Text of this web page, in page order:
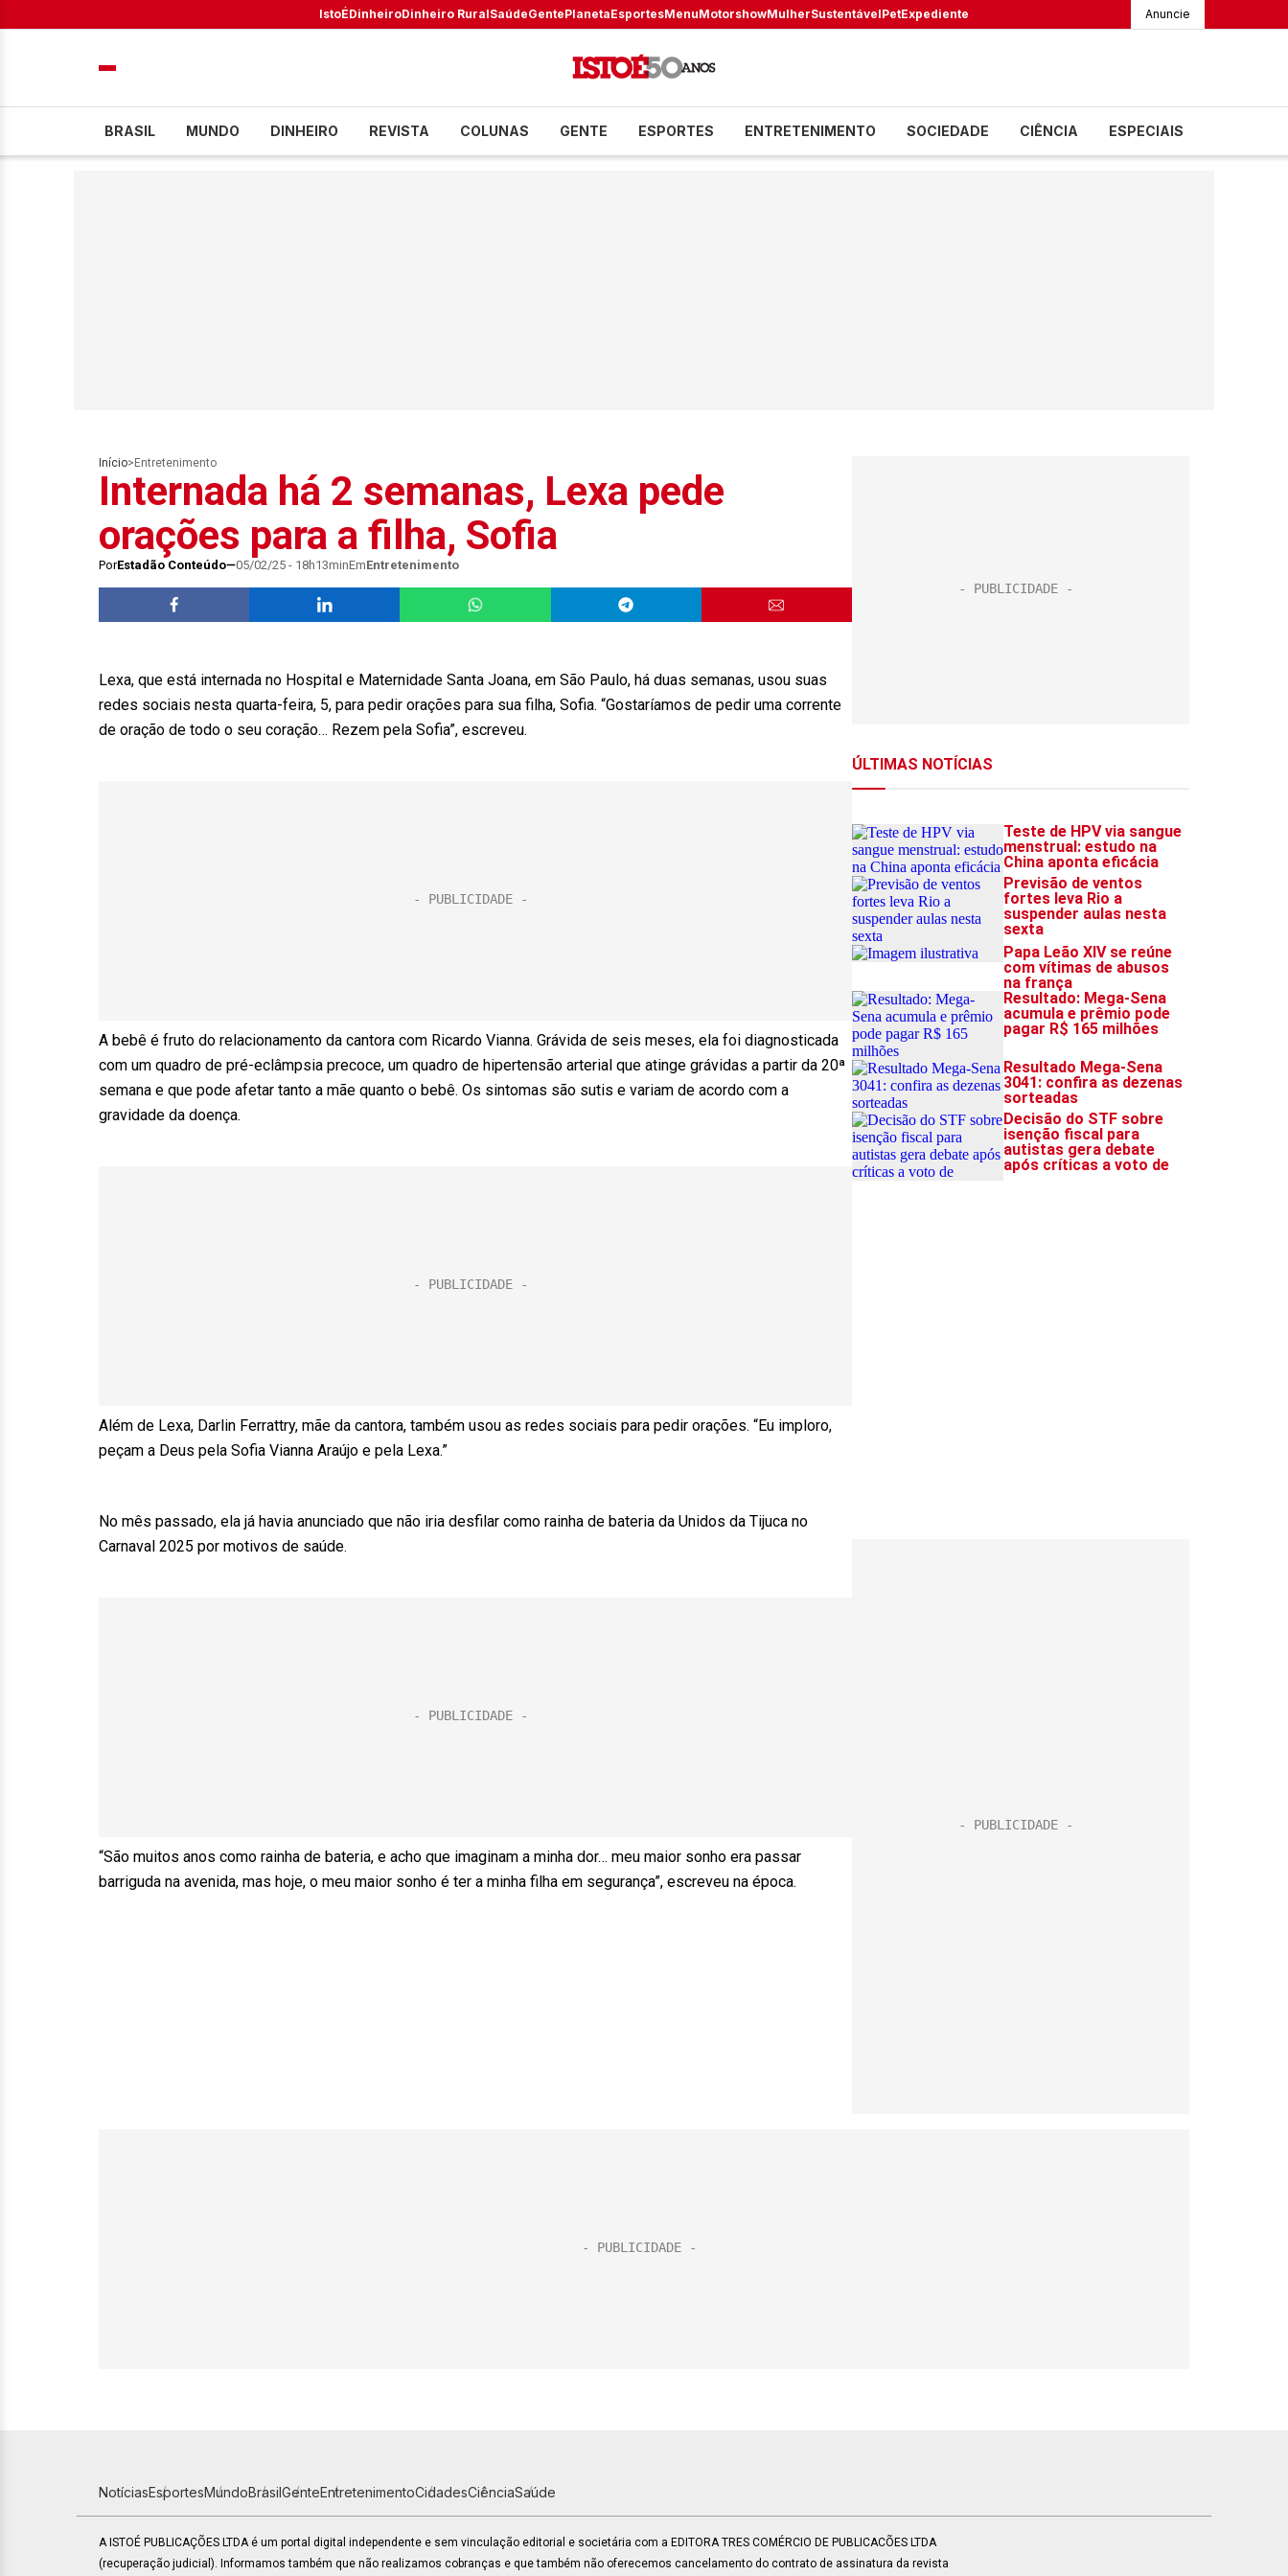
IstoÉDinheiroDinheiro RuralSaúdeGentePlanetaEsportesMenuMotorshowMulherSustentávelPetExpediente Anuncie
BRASIL MUNDO DINHEIRO REVISTA COLUNAS GENTE ESPORTES ENTRETENIMENTO SOCIEDADE CIÊNCIA ESPECIAIS
Início> Entretenimento
Internada há 2 semanas, Lexa pede
orações para a filha, Sofia
PorEstadão Conteúdo 05/02/25 - 18h13minEmEntretenimento
Lexa, que está internada no Hospital e Maternidade Santa Joana, em São Paulo, há duas semanas, usou suas
redes sociais nesta quarta-feira, 5, para pedir orações para sua filha, Sofia. “Gostaríamos de pedir uma corrente
de oração de todo o seu coração… Rezem pela Sofia”, escreveu.
A bebê é fruto do relacionamento da cantora com Ricardo Vianna. Grávida de seis meses, ela foi diagnosticada
com um quadro de pré-eclâmpsia precoce, um quadro de hipertensão arterial que atinge grávidas a partir da 20ª
semana e que pode afetar tanto a mãe quanto o bebê. Os sintomas são sutis e variam de acordo com a
gravidade da doença.
Além de Lexa, Darlin Ferrattry, mãe da cantora, também usou as redes sociais para pedir orações. “Eu imploro,
peçam a Deus pela Sofia Vianna Araújo e pela Lexa.”
No mês passado, ela já havia anunciado que não iria desfilar como rainha de bateria da Unidos da Tijuca no
Carnaval 2025 por motivos de saúde.
“São muitos anos como rainha de bateria, e acho que imaginam a minha dor… meu maior sonho era passar
barriguda na avenida, mas hoje, o meu maior sonho é ter a minha filha em segurança”, escreveu na época.
NotíciasEsportesMundoBrasilGenteEntretenimentoCidadesCiênciaSaúde
A ISTOÉ PUBLICAÇÕES LTDA é um portal digital independente e sem vinculação editorial e societária com a EDITORA TRES COMÉRCIO DE PUBLICACÕES LTDA
(recuperação judicial). Informamos também que não realizamos cobranças e que também não oferecemos cancelamento do contrato de assinatura da revista